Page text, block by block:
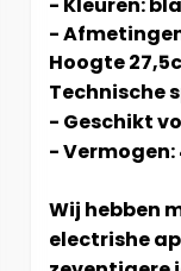
- Kleuren:
-
Hoogte
Technische
- Geschikt
-
Wij hebben
electrishe